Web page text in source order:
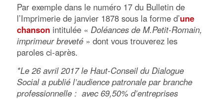
Par exemple dans le numéro 17 du Bulletin de
l’Imprimerie de janvier 1878 sous la forme d’une
chansonintitulée « Doléances de M.Petit-Romain,
imprimeur breveté» dont vous trouverez les
paroles ci-après.
*Le 26 avril 2017 le Haut-Conseil du Dialogue
Social a publié l’audience patronale par branche
professionnelle : avec 69,50% d’entreprises